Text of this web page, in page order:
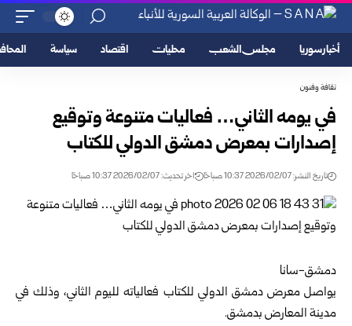
أخبار سوريا مجلس الشعب محليات اقتصاد سياسة
ثقافة وفنون
في يومه الثاني… فعاليات متنوعة وتوقيع
إصدارات بمعرض دمشق الدولي للكتاب
تاريخ النشر: 2026/02/07 10:37 صباحًا اخر تحديث: 2026/02/07 10:37 صباحًا
دمشق-سانا
يواصل معرض دمشق الدولي للكتاب فعالياته لليوم الثاني، وذلك في
مدينة المعارض بدمشق.